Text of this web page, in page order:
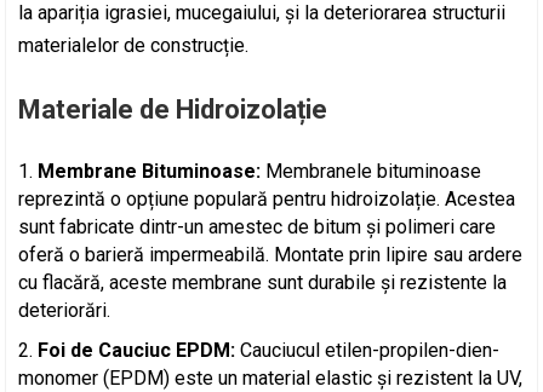
la apariția igrasiei, mucegaiului, și la deteriorarea structurii
materialelor de construcție.
Materiale de Hidroizolație
Membrane Bituminoase: Membranele bituminoase
reprezintă o opțiune populară pentru hidroizolație. Acestea
sunt fabricate dintr-un amestec de bitum și polimeri care
oferă o barieră impermeabilă. Montate prin lipire sau ardere
cu flacără, aceste membrane sunt durabile și rezistente la
deteriorări.
Foi de Cauciuc EPDM: Cauciucul etilen-propilen-dien-
monomer (EPDM) este un material elastic și rezistent la UV,